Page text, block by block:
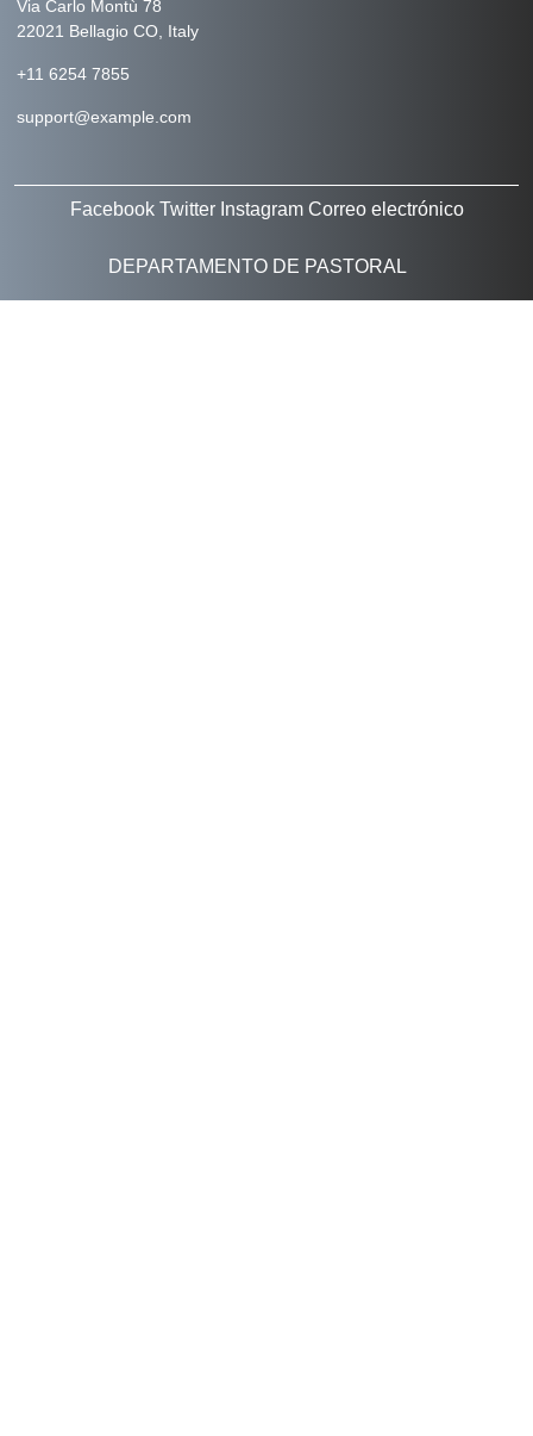
Via Carlo Montù 78
22021 Bellagio CO, Italy
+11 6254 7855
support@example.com
Facebook Twitter Instagram Correo electrónico
DEPARTAMENTO DE PASTORAL